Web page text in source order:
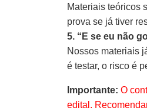
Materiais teóricos
prova se já tiver
5. “E se eu não
Nossos materiais
é testar, o risco é
Importante: O
edital.